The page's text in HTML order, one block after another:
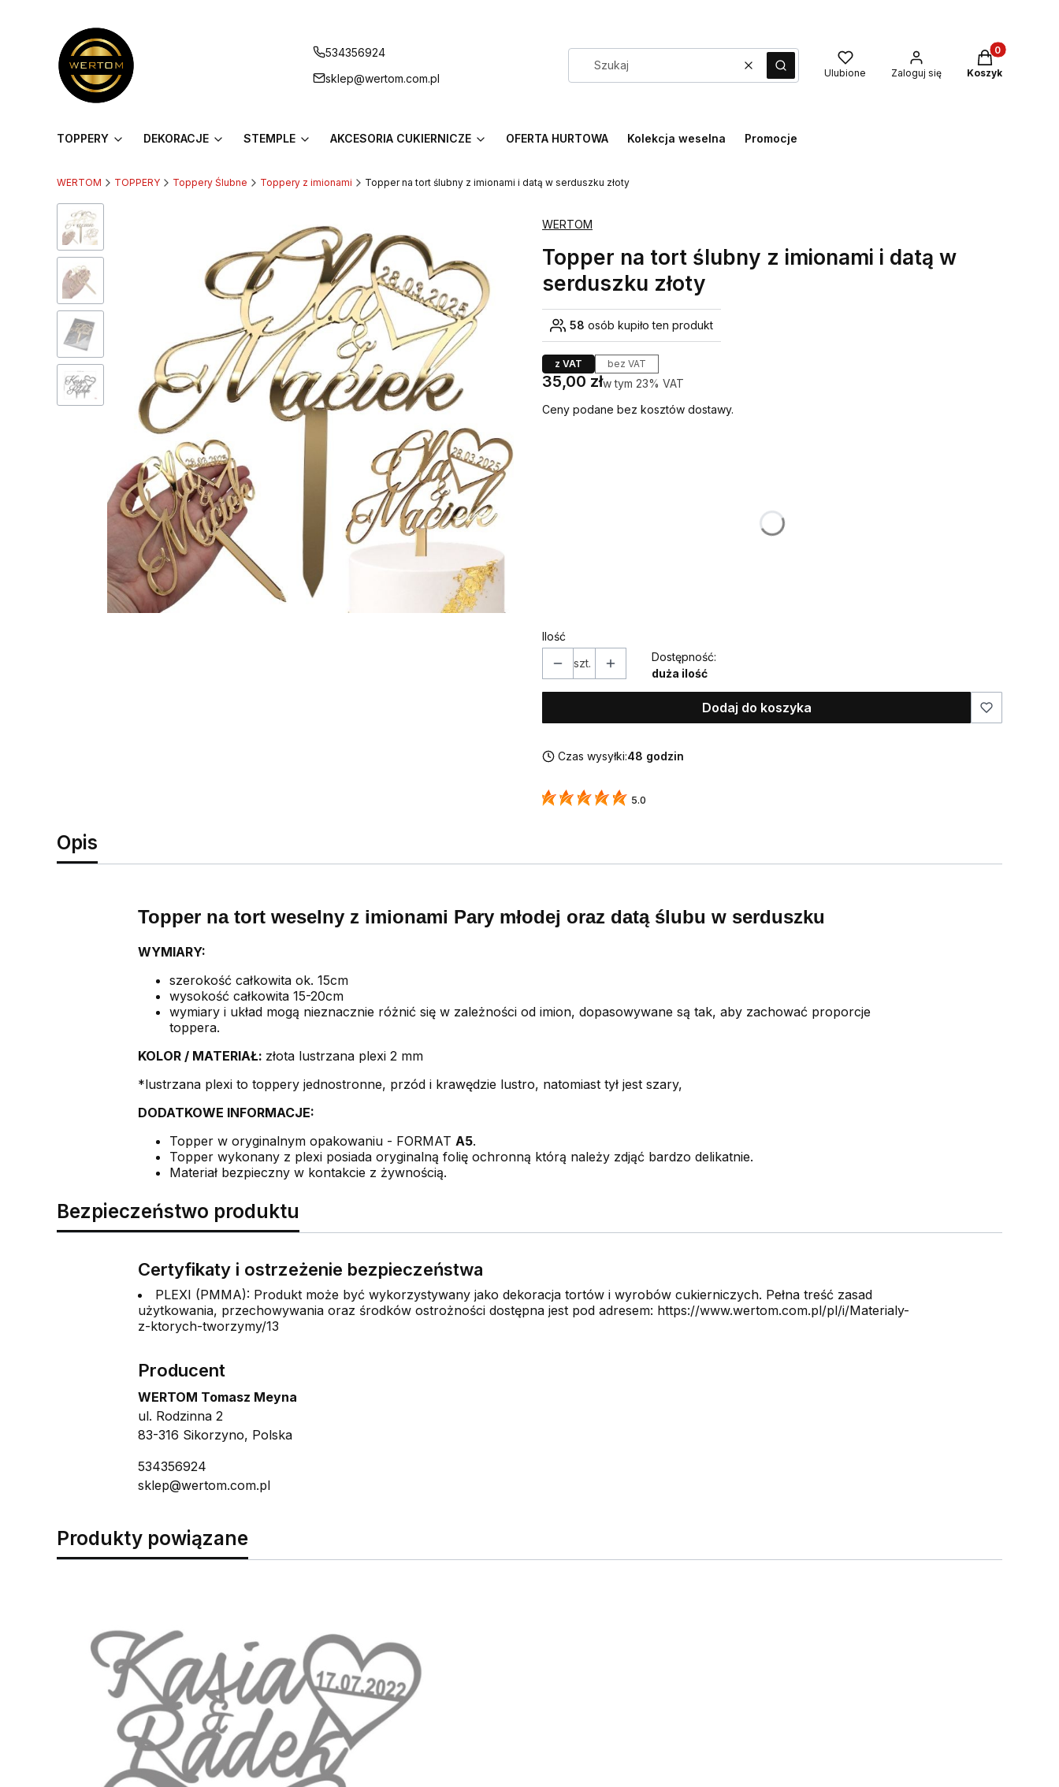
534356924
sklep@wertom.com.pl
WyczyśćSzukaj Ulubione Zaloguj się
Produkty w
Koszyk
TOPPERY DEKORACJE STEMPLE AKCESORIA CUKIERNICZE OFERTA HURTOWA Kolekcja weselna Promocje
WERTOM TOPPERY Toppery Ślubne Toppery z imionami Topper na tort ślubny z imionami i datą w serduszku złoty
WERTOM
Topper na tort ślubny z imionami i datą w
serduszku złoty
58 osób kupiło ten produkt
z VAT bez VAT
Cena
35,00 złw tym 23% VAT
w tym 23% VAT
Ceny podane bez kosztów dostawy.
Ilość
szt.
Dostępność:
duża ilość
Dodaj do koszyka
Czas wysyłki:48 godzin
5.0
Opis
Topper na tort weselny z imionami Pary młodej oraz datą ślubu w serduszku
WYMIARY:
szerokość całkowita ok. 15cm
wysokość całkowita 15-20cm
wymiary i układ mogą nieznacznie różnić się w zależności od imion, dopasowywane są tak, aby zachować proporcje
toppera.
KOLOR / MATERIAŁ: złota lustrzana plexi 2 mm
*lustrzana plexi to toppery jednostronne, przód i krawędzie lustro, natomiast tył jest szary,
DODATKOWE INFORMACJE:
Topper w oryginalnym opakowaniu - FORMAT A5.
Topper wykonany z plexi posiada oryginalną folię ochronną którą należy zdjąć bardzo delikatnie.
Materiał bezpieczny w kontakcie z żywnością.
Bezpieczeństwo produktu
Certyfikaty i ostrzeżenie bezpieczeństwa
PLEXI (PMMA): Produkt może być wykorzystywany jako dekoracja tortów i wyrobów cukierniczych. Pełna treść zasad
użytkowania, przechowywania oraz środków ostrożności dostępna jest pod adresem: https://www.wertom.com.pl/pl/i/Materialy-
z-ktorych-tworzymy/13
Producent
WERTOM Tomasz Meyna
ul. Rodzinna 2
83-316 Sikorzyno, Polska
534356924
sklep@wertom.com.pl
Produkty powiązane